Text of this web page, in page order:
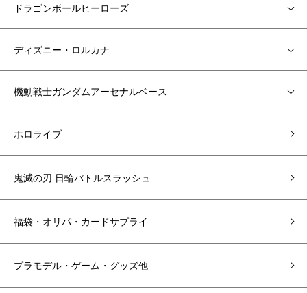
ドラゴンボールヒーローズ
ディズニー・ロルカナ
機動戦士ガンダムアーセナルベース
ホロライブ
鬼滅の刃 日輪バトルスラッシュ
福袋・オリパ・カードサプライ
プラモデル・ゲーム・グッズ他